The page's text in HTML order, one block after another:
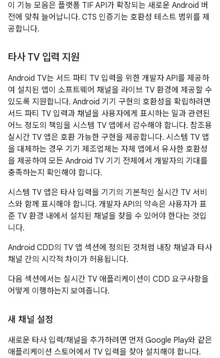
이 기능 모음은 플랫폼 TIF API가 확장되는 새로운 Android 버
전에 맞춰 늘어납니다. CTS 인증기는 호환성 테스트 범위를 제
공합니다.
타사 TV 입력 지원
Android TV는 서드 파티 TV 입력을 위한 개발자 API를 제공하
여 설치된 앱이 소프트웨어 채널을 라이브 TV 환경에 제공할 수
있도록 지원합니다. Android 기기 구현의 호환성을 확립하려면
서드 파티 TV 입력과 채널을 사용자에게 표시하는 일과 관련된
어느 정도의 책임을 시스템 TV 앱에서 감수해야 합니다. 참조용
실시간 TV 앱은 호환 가능한 구현을 제공합니다. 시스템 TV 앱
을 대체하는 경우 기기 제조업체는 자체 앱에서 유사한 호환성
을 제공하여 모든 Android TV 기기 전체에서 개발자의 기대를
충족하는지 확인해야 합니다.
시스템 TV 앱은 타사 입력을 기기의 기본적인 실시간 TV 서비
스와 함께 표시해야 합니다. 개발자 API의 약속은 사용자가 표
준 TV 환경 내에서 설치된 채널을 찾을 수 있어야 한다는 것입
니다.
Android CDD의 TV 앱 섹션에 정의된 것처럼 내장 채널과 타사
채널 간의 시각적 차이가 허용됩니다.
다음 섹션에서는 실시간 TV 애플리케이션이 CDD 요구사항을
어떻게 이행하는지 보여줍니다.
새 채널 설정
새로운 타사 입력/채널을 추가하려면 먼저 Google Play와 같은
애플리케이션 스토어에서 TV 입력을 찾아 설치해야 합니다.